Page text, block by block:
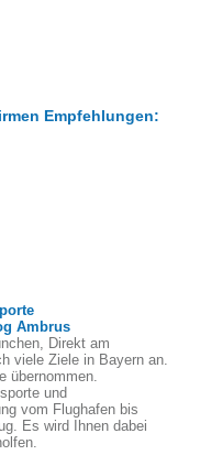
Empfehlungen:
Ambrus
Direkt am
viele Ziele in Bayern an.
übernommen.
und
vom Flughafen bis
Es wird Ihnen dabei